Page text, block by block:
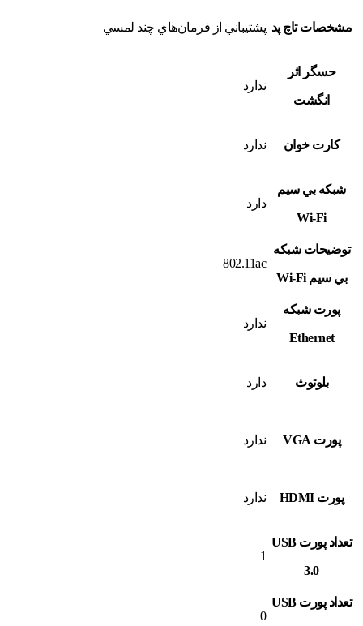
مشخصات تاچ پد پشتيباني از فرمان‌هاي چند لمسي
حسگر اثر
انگشت
ندارد
کارت خوان ندارد
شبکه بي سيم
Wi-Fi
دارد
توضيحات شبکه
بي سيم Wi-Fi
802.11ac
پورت شبکه
Ethernet
ندارد
بلوتوث دارد
پورت VGA ندارد
پورت HDMI ندارد
تعداد پورت USB
3.0
1
تعداد پورت USB
0